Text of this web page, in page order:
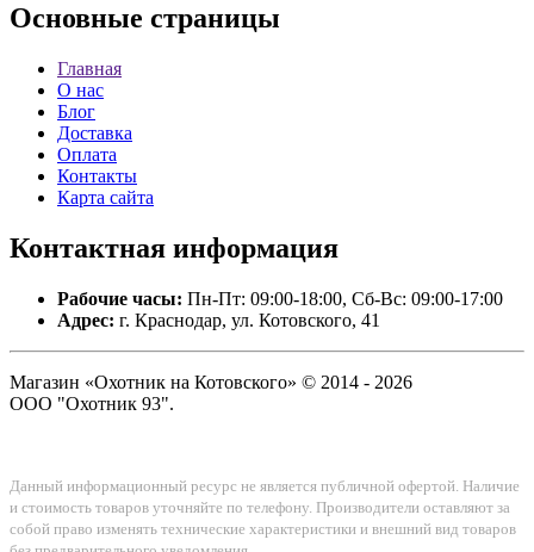
Основные страницы
Главная
О нас
Блог
Доставка
Оплата
Контакты
Карта сайта
Контактная информация
Рабочие часы: Пн-Пт: 09:00-18:00, Сб-Вс: 09:00-17:00
Адрес: г. Краснодар, ул. Котовского, 41
Магазин «Охотник на Котовского» © 2014 - 2026
ООО "Охотник 93".
Данный информационный ресурс не является публичной офертой. Наличие
и стоимость товаров уточняйте по телефону. Производители оставляют за
собой право изменять технические характеристики и внешний вид товаров